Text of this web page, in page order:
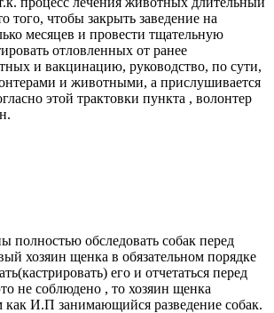
того, чтобы закрыть заведение на
месяцев​ и провести тщательную
отловленных от ранее
и вакцинацию, руководство, по сути,
и животными, а прислушивается
этой трактовки пункта , волонтер
полностью обследовать собак перед
хозяин щенка в обязательном порядке
его и отчетаться перед
не соблюдено , то хозяин щенка
как И.П занимающийся разведение собак.